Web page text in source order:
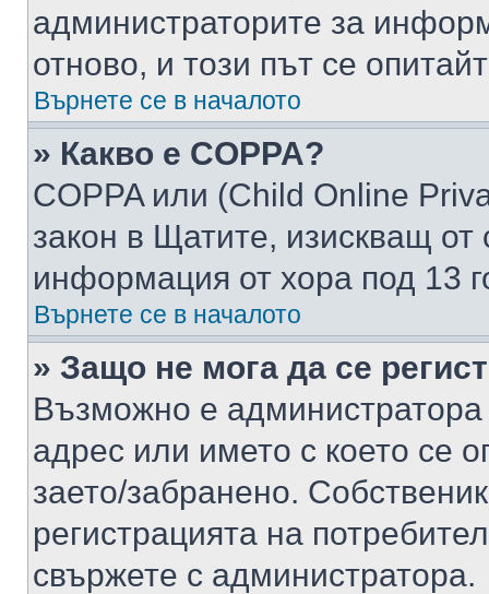
администраторите за
отново, и този път се
Върнете се в началото
» Какво е COPPA?
COPPA или (Child Online
закон в Щатите, изискващ от
информация от хора под 13
Върнете се в началото
» Защо не мога да се
Възможно е
адрес или името с което се
заето/забранено.
регистрацията на
свържете с администратора.